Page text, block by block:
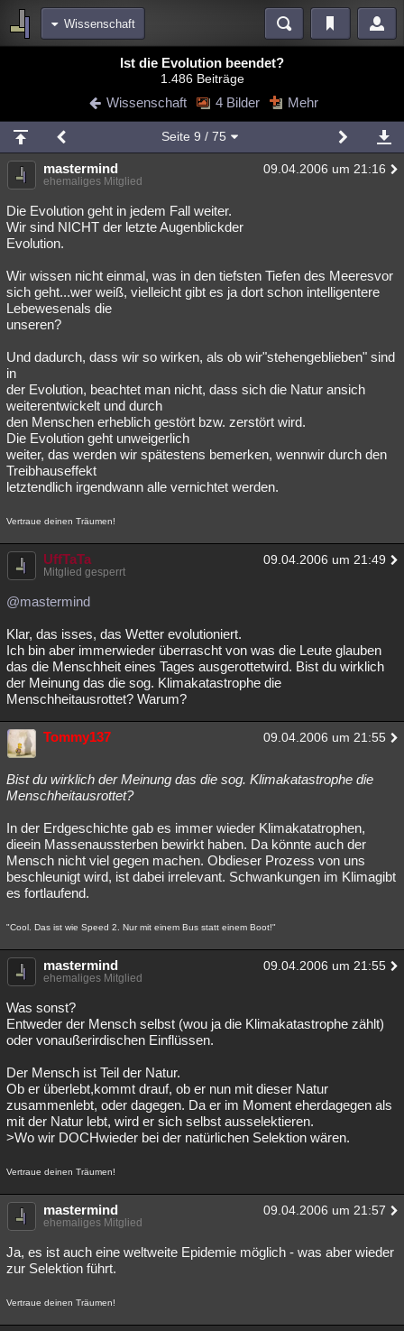
Wissenschaft
Blogs Videos
Chat Wiki Neuigkeiten
meine Rubriken
Menschen Wissenschaft Mystery Kriminalfälle
Spiritualität Verschwörungen Technologie
Natur
weitere Rubriken
Philosophie Träume Orte Esoterik Literatur
Astronomie
Übersichten
Besucht Teilgenommen Alle Neue Geschlossen
Lesenswert Schlüsselwörter
Ist die Evolution beendet?
1.486 Beiträge
Wissenschaft 4 Bilder Mehr
Seite 9 / 75
mastermind 09.04.2006 um 21:16
ehemaliges Mitglied
Die Evolution geht in jedem Fall weiter.
Wir sind NICHT der letzte Augenblickder
Evolution.
Wir wissen nicht einmal, was in den tiefsten Tiefen des Meeresvor
sich geht...wer weiß, vielleicht gibt es ja dort schon intelligentere
Lebewesenals die
unseren?
Und dadurch, dass wir so wirken, als ob wir"stehengeblieben" sind
in
der Evolution, beachtet man nicht, dass sich die Natur ansich
weiterentwickelt und durch
den Menschen erheblich gestört bzw. zerstört wird.
Die Evolution geht unweigerlich
weiter, das werden wir spätestens bemerken, wennwir durch den
Treibhauseffekt
letztendlich irgendwann alle vernichtet werden.
Vertraue deinen Träumen!
UffTaTa 09.04.2006 um 21:49
Mitglied gesperrt
@mastermind
Klar, das isses, das Wetter evolutioniert.
Ich bin aber immerwieder überrascht von was die Leute glauben
das die Menschheit eines Tages ausgerottetwird. Bist du wirklich
der Meinung das die sog. Klimakatastrophe die
Menschheitausrottet? Warum?
Tommy137 09.04.2006 um 21:55
Bist du wirklich der Meinung das die sog. Klimakatastrophe die
Menschheitausrottet?
In der Erdgeschichte gab es immer wieder Klimakatatrophen,
dieein Massenaussterben bewirkt haben. Da könnte auch der
Mensch nicht viel gegen machen. Obdieser Prozess von uns
beschleunigt wird, ist dabei irrelevant. Schwankungen im Klimagibt
es fortlaufend.
"Cool. Das ist wie Speed 2. Nur mit einem Bus statt einem Boot!"
mastermind 09.04.2006 um 21:55
ehemaliges Mitglied
Was sonst?
Entweder der Mensch selbst (wou ja die Klimakatastrophe zählt)
oder vonaußerirdischen Einflüssen.
Der Mensch ist Teil der Natur.
Ob er überlebt,kommt drauf, ob er nun mit dieser Natur
zusammenlebt, oder dagegen. Da er im Moment eherdagegen als
mit der Natur lebt, wird er sich selbst ausselektieren.
>Wo wir DOCHwieder bei der natürlichen Selektion wären.
Vertraue deinen Träumen!
mastermind 09.04.2006 um 21:57
ehemaliges Mitglied
Ja, es ist auch eine weltweite Epidemie möglich - was aber wieder
zur Selektion führt.
Vertraue deinen Träumen!